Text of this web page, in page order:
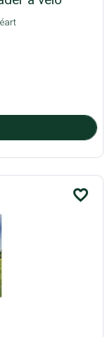
favorite_border